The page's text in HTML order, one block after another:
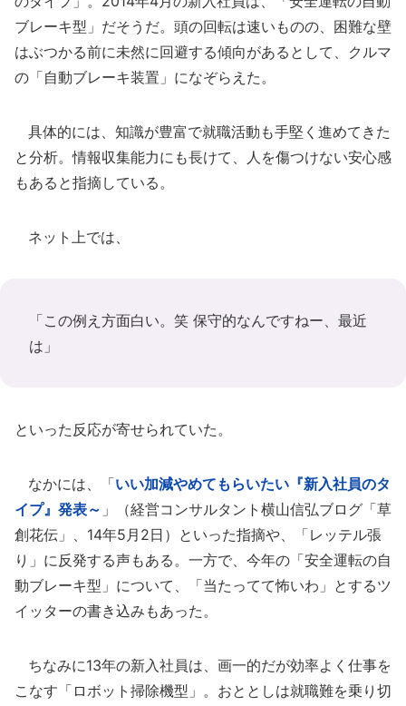
ブレーキ型」だそうだ。頭の回転は速いものの、困難な壁
はぶつかる前に未然に回避する傾向があるとして、クルマ
の「自動ブレーキ装置」になぞらえた。
具体的には、知識が豊富で就職活動も手堅く進めてきた
と分析。情報収集能力にも長けて、人を傷つけない安心感
もあると指摘している。
ネット上では、
「この例え方面白い。笑 保守的なんですねー、最近
は」
といった反応が寄せられていた。
なかには、「いい加減やめてもらいたい『新入社員のタ
イプ』発表～ 」（経営コンサルタント横山信弘ブログ「草
創花伝」、14年5月2日）といった指摘や、「レッテル張
り」に反発する声もある。一方で、今年の「安全運転の自
動ブレーキ型」について、「当たってて怖いわ」とするツ
イッターの書き込みもあった。
ちなみに13年の新入社員は、画一的だが効率よく仕事を
こなす「ロボット掃除機型」。おととしは就職難を乗り切